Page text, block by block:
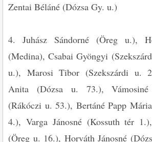
Zentai Béláné (Dózsa Gy. u.)
4. Juhász Sándorné (Öreg u.),
(Medina), Csabai Gyöngyi
u.), Marosi Tibor (Szekszárdi u.
Anita (Dózsa u. 73.),
(Rákóczi u. 53.), Bertáné Papp
4.), Varga Jánosné (Kossuth tér
(Öreg u. 16.), Horváth Jánosné